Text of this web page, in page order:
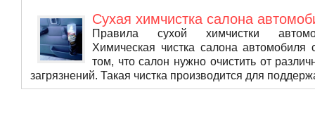
Сухая химчистка салона
Правила сухой химчистки
Химическая чистка салона автомобиля
том, что салон нужно очистить от
загрязнений. Такая чистка производится для